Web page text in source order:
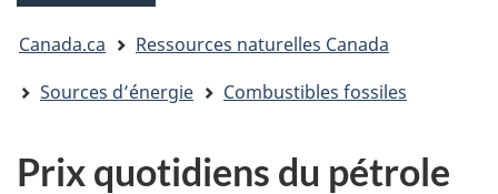
êtes
ici
Canada.ca
Ressources naturelles Canada
Sources d’énergie
Combustibles fossiles
Prix quotidiens du pétrole